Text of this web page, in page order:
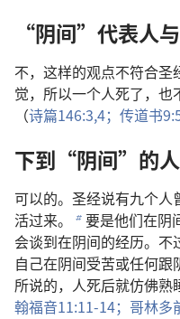
“阴间”代表人
不，这样的观点不符合
觉，所以一个人死了，也
（诗篇146:3,4； 传道书
下到“阴间”的人
可以的。圣经说有九个
活过来。
b要是他们在阴
会谈到在阴间的经历。
自己在阴间受苦或任何
所说的，人死后就仿佛
翰福音11:11-14； 哥林多